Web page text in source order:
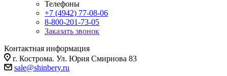
Телефоны
+7 (4942) 77-08-06
8-800-201-73-05
Заказать звонок
Контактная информация
г. Кострома. Ул. Юрия Смирнова 83
sale@shinbery.ru